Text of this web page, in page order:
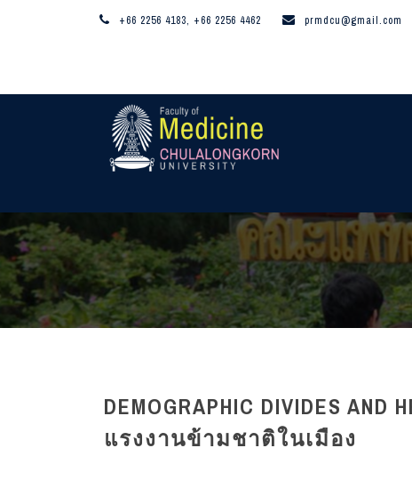
+66 2256 4183, +66 2256 4462 prmdcu@gmail.com
DEMOGRAPHIC DIVIDES
แรงงานข้ามชาติในเมือง